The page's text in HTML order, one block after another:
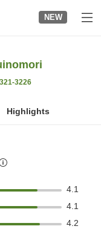
NEW
3226
Highlights
4.1
4.1
4.2